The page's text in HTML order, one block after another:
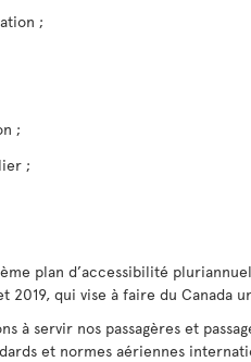
;
;
;
plan d’accessibilité
qui vise à faire du Canada
à servir nos passagères et
et normes aériennes